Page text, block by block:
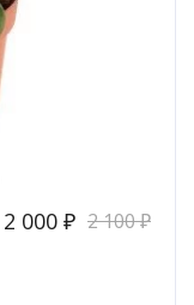
2 100₽
Первоначальная
2 000 ₽Текущая